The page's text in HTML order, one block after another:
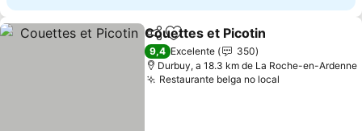
PartilharAdicionar aos favoritos
Couettes et Picotin
9,4 Excelente
350
Durbuy, a 18.3 km de La Roche-en-Ardenne
Restaurante belga no local